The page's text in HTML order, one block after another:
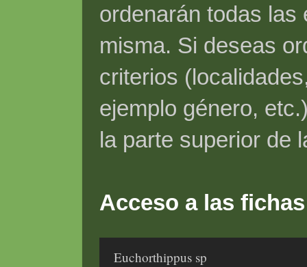
ordenarán todas las
misma. Si deseas
criterios
ejemplo género,
la parte superior de
Acceso a las
Euchorthippus sp